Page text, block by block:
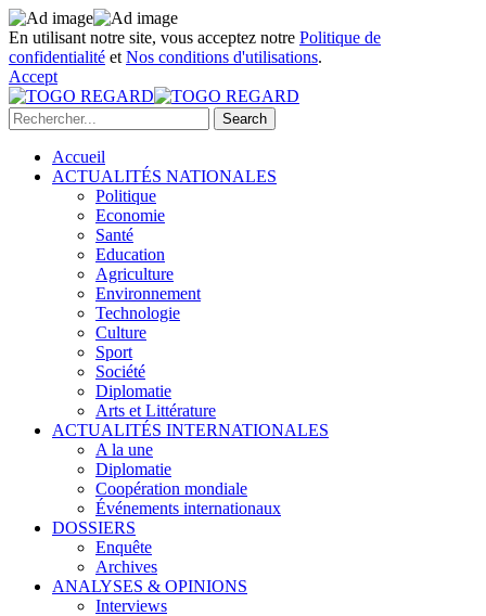
En utilisant notre site, vous acceptez notre Politique de
confidentialité et Nos conditions d'utilisations.
Accept
Accueil
ACTUALITÉS NATIONALES
Politique
Economie
Santé
Education
Agriculture
Environnement
Technologie
Culture
Sport
Société
Diplomatie
Arts et Littérature
ACTUALITÉS INTERNATIONALES
A la une
Diplomatie
Coopération mondiale
Événements internationaux
DOSSIERS
Enquête
Archives
ANALYSES & OPINIONS
Interviews